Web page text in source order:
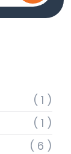
( 1 )
( 1 )
( 6 )